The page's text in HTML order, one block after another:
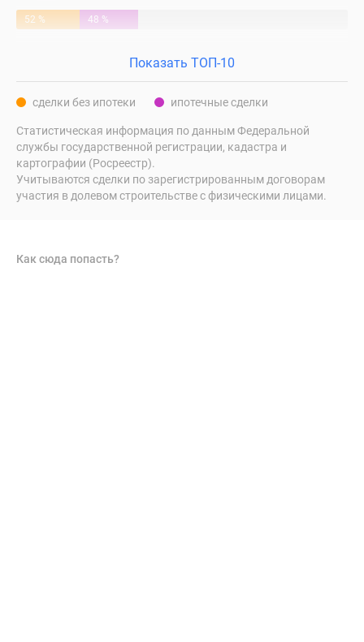
52 % 48 %
Показать ТОП-10
сделки без ипотеки ипотечные сделки
Статистическая информация по данным Федеральной
службы государственной регистрации, кадастра и
картографии (Росреестр).
Учитываются сделки по зарегистрированным договорам
участия в долевом строительстве с физическими лицами.
Как сюда попасть?